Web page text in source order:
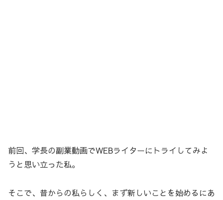
前回、学長の副業動画でWEBライターにトライしてみよ
うと思い立った私。
そこで、昔からの私らしく、まず新しいことを始めるにあ